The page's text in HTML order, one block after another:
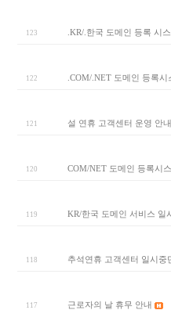
123 .KR/.한국 도메인 등록 시
122 .COM/.NET 도메인 등록
121 설 연휴 고객센터 운영 안
120 COM/NET 도메인 등록시
119 KR/한국 도메인 서비스
118 추석연휴 고객센터 일시중
117 근로자의 날 휴무 안내